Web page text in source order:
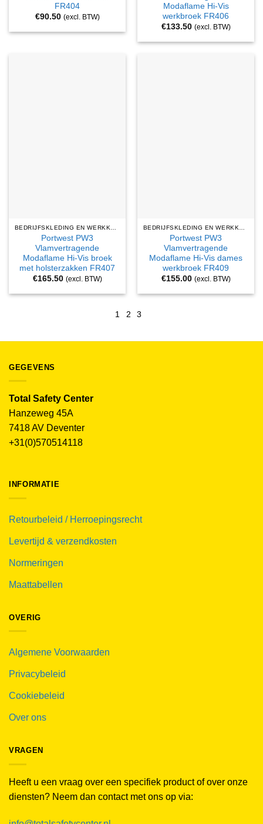
FR404
€90.50 (excl. BTW)
Modaflame Hi-Vis
werkbroek FR406
€133.50 (excl. BTW)
BEDRIJFSKLEDING EN WERKKLEDING
Portwest PW3
Vlamvertragende
Modaflame Hi-Vis broek
met holsterzakken FR407
€165.50 (excl. BTW)
BEDRIJFSKLEDING EN WERKKLEDING
Portwest PW3
Vlamvertragende
Modaflame Hi-Vis dames
werkbroek FR409
€155.00 (excl. BTW)
1 2 3
GEGEVENS
Total Safety Center
Hanzeweg 45A
7418 AV Deventer
+31(0)570514118
INFORMATIE
Retourbeleid / Herroepingsrecht
Levertijd & verzendkosten
Normeringen
Maattabellen
OVERIG
Algemene Voorwaarden
Privacybeleid
Cookiebeleid
Over ons
VRAGEN
Heeft u een vraag over een specifiek product of over onze
diensten? Neem dan contact met ons op via: